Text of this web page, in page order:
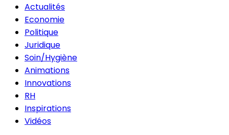
Actualités
Economie
Politique
Juridique
Soin/Hygiène
Animations
Innovations
RH
Inspirations
Vidéos